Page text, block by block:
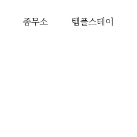
종무소 템플스테이